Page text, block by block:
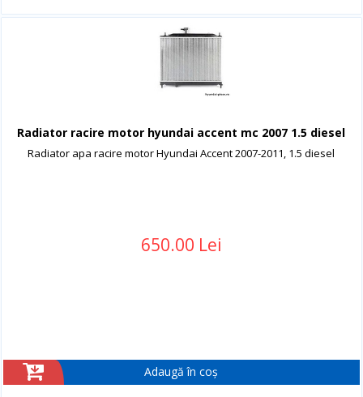
Radiator racire motor hyundai accent mc 2007 1.5 diesel
Radiator apa racire motor Hyundai Accent 2007-2011, 1.5 diesel
650.00 Lei
Adaugă în coș